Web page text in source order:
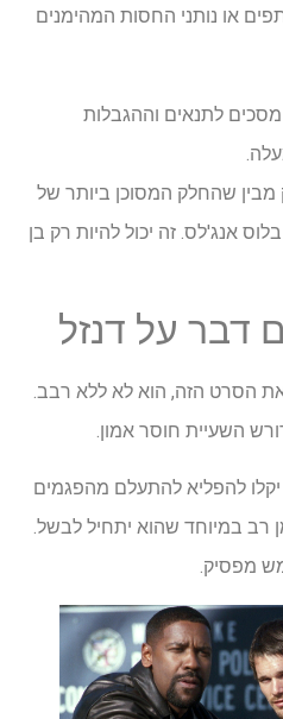
או נותני החסות המהימנים
לתנאים וההגבלות
מבין שהחלק המסוכן ביותר של
אנג'לס. זה יכול להיות רק בן
דבר על דנזל
הסרט הזה, הוא לא ללא רבב.
השעיית חוסר אמון.
יקלו להפליא להתעלם מהפגמים
רב במיוחד שהוא יתחיל לבשל.
מפסיק.